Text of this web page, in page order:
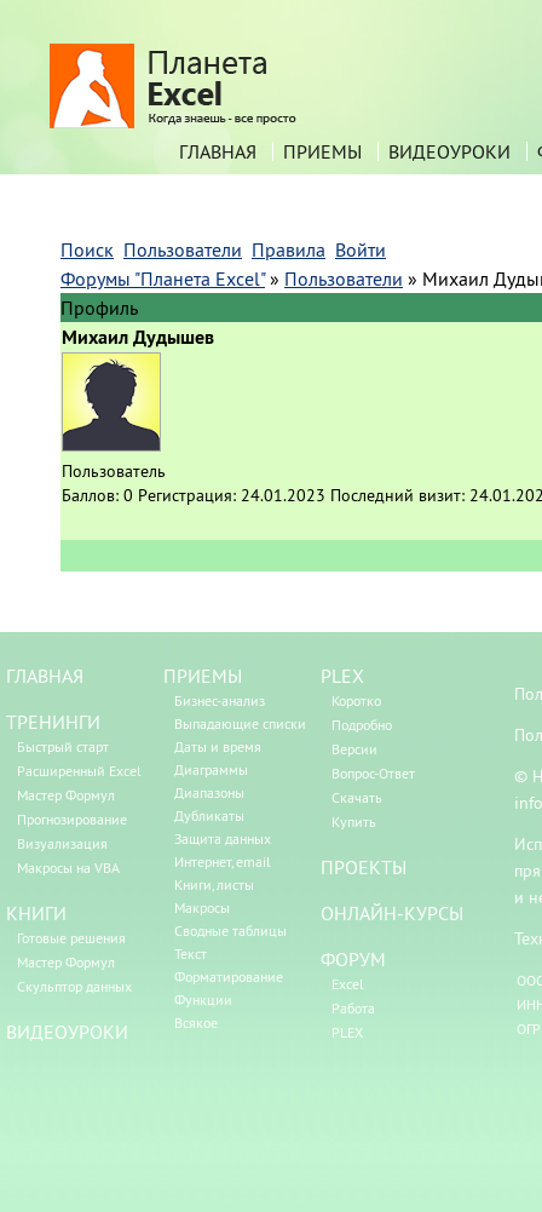
ГЛАВНАЯ ПРИЕМЫ ВИДЕОУРОКИ
Поиск Пользователи Правила Войти
Форумы "Планета Excel" » Пользователи » Михаил
Профиль
Михаил Дудышев
Пользователь
Баллов: 0 Регистрация: 24.01.2023 Последний визит:
ГЛАВНАЯ
ТРЕНИНГИ
Быстрый старт
Расширенный Excel
Мастер Формул
Прогнозирование
Визуализация
Макросы на VBA
КНИГИ
Готовые решения
Мастер Формул
Скульптор данных
ВИДЕОУРОКИ
ПРИЕМЫ
Бизнес-анализ
Выпадающие списки
Даты и время
Диаграммы
Диапазоны
Дубликаты
Защита данных
Интернет, email
Книги, листы
Макросы
Сводные таблицы
Текст
Форматирование
Функции
Всякое
PLEX
Коротко
Подробно
Версии
Вопрос-Ответ
Скачать
Купить
ПРОЕКТЫ
ОНЛАЙН-КУРСЫ
ФОРУМ
Excel
Работа
PLEX
©
и